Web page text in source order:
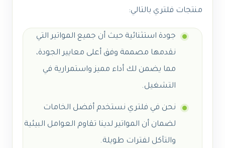
منتجات فلتري بالتالي:
جودة استثنائية حيث أن جميع المواتير التي
نقدمها مصممة وفق أعلى معايير الجودة،
مما يضمن لك أداء مميز واستمرارية في
التشغيل.
نحن في فلتري نستخدم أفضل الخامات
لضمان أن المواتير لدينا تقاوم العوامل البيئية
والتآكل لفترات طويلة.